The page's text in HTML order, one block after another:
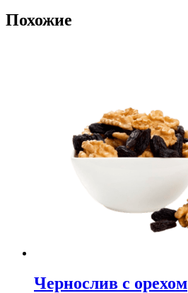
Похожие
Чернослив с орехом